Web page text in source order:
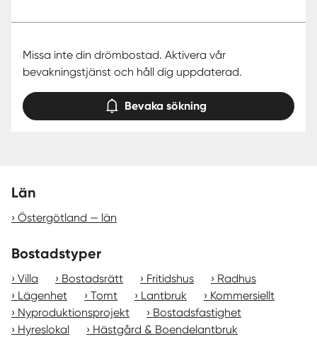
Missa inte din drömbostad. Aktivera vår
bevakningstjänst och håll dig uppdaterad.
Bevaka sökning
Län
Östergötland — län
Bostadstyper
Villa Bostadsrätt Fritidshus
Radhus
Lägenhet
Tomt Lantbruk
Kommersiellt
Nyproduktionsprojekt
Bostadsfastighet
Hyreslokal
Hästgård & Boendelantbruk